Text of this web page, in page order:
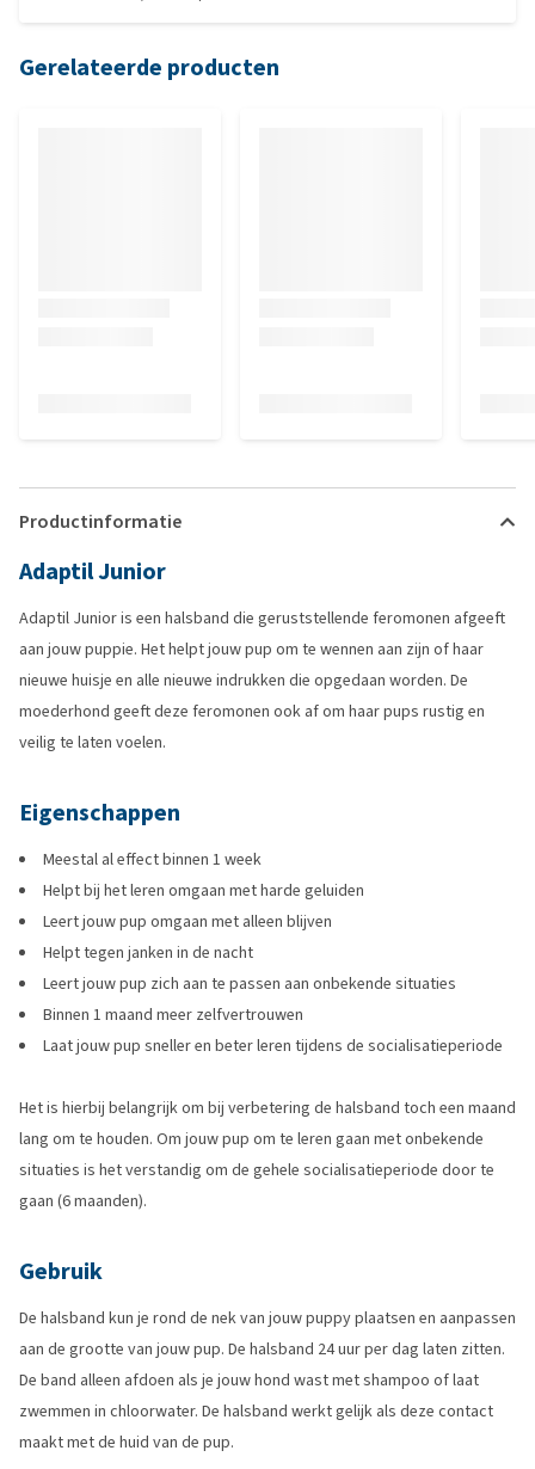
Gerelateerde producten
Productinformatie
Adaptil Junior
Adaptil Junior is een halsband die geruststellende feromonen afgeeft
aan jouw puppie. Het helpt jouw pup om te wennen aan zijn of haar
nieuwe huisje en alle nieuwe indrukken die opgedaan worden. De
moederhond geeft deze feromonen ook af om haar pups rustig en
veilig te laten voelen.
Eigenschappen
Meestal al effect binnen 1 week
Helpt bij het leren omgaan met harde geluiden
Leert jouw pup omgaan met alleen blijven
Helpt tegen janken in de nacht
Leert jouw pup zich aan te passen aan onbekende situaties
Binnen 1 maand meer zelfvertrouwen
Laat jouw pup sneller en beter leren tijdens de socialisatieperiode
Het is hierbij belangrijk om bij verbetering de halsband toch een maand
lang om te houden. Om jouw pup om te leren gaan met onbekende
situaties is het verstandig om de gehele socialisatieperiode door te
gaan (6 maanden).
Gebruik
De halsband kun je rond de nek van jouw puppy plaatsen en aanpassen
aan de grootte van jouw pup. De halsband 24 uur per dag laten zitten.
De band alleen afdoen als je jouw hond wast met shampoo of laat
zwemmen in chloorwater. De halsband werkt gelijk als deze contact
maakt met de huid van de pup.